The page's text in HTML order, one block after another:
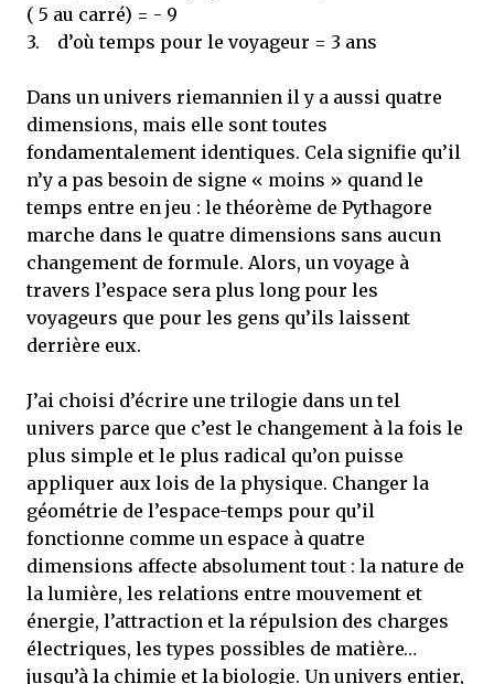
( 5 au carré) = - 9
3. d’où temps pour le voyageur = 3 ans
Dans un univers riemannien il y a aussi quatre
dimensions, mais elle sont toutes
fondamentalement identiques. Cela signifie qu’il
n’y a pas besoin de signe « moins » quand le
temps entre en jeu : le théorème de Pythagore
marche dans le quatre dimensions sans aucun
changement de formule. Alors, un voyage à
travers l’espace sera plus long pour les
voyageurs que pour les gens qu’ils laissent
derrière eux.
J’ai choisi d’écrire une trilogie dans un tel
univers parce que c’est le changement à la fois le
plus simple et le plus radical qu’on puisse
appliquer aux lois de la physique. Changer la
géométrie de l’espace-temps pour qu’il
fonctionne comme un espace à quatre
dimensions affecte absolument tout : la nature de
la lumière, les relations entre mouvement et
énergie, l’attraction et la répulsion des charges
électriques, les types possibles de matière…
jusqu’à la chimie et la biologie. Un univers entier,